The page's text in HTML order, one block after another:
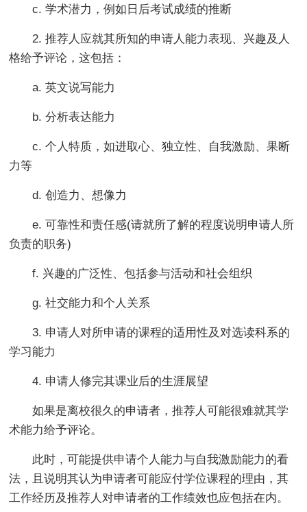
c. 学术潜力，例如日后考试成绩的推断
2. 推荐人应就其所知的申请人能力表现、兴趣及人
格给予评论，这包括：
a. 英文说写能力
b. 分析表达能力
c. 个人特质，如进取心、独立性、自我激励、果断
力等
d. 创造力、想像力
e. 可靠性和责任感(请就所了解的程度说明申请人所
负责的职务)
f. 兴趣的广泛性、包括参与活动和社会组织
g. 社交能力和个人关系
3. 申请人对所申请的课程的适用性及对选读科系的
学习能力
4. 申请人修完其课业后的生涯展望
如果是离校很久的申请者，推荐人可能很难就其学
术能力给予评论。
此时，可能提供申请个人能力与自我激励能力的看
法，且说明其认为申请者可能应付学位课程的理由，其
工作经历及推荐人对申请者的工作绩效也应包括在内。